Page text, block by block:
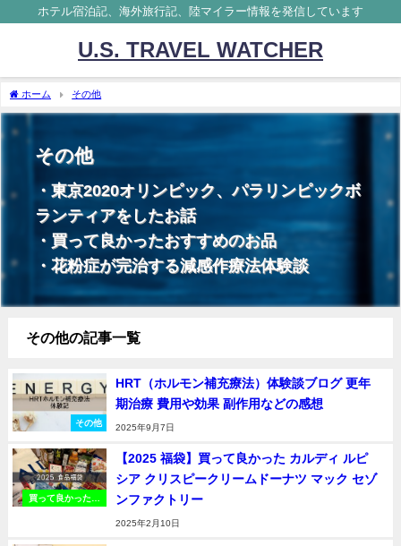
ホテル宿泊記、海外旅行記、陸マイラー情報を発信しています
U.S. TRAVEL WATCHER
ホーム その他
その他
・東京2020オリンピック、パラリンピックボ
ランティアをしたお話
・買って良かったおすすめのお品
・花粉症が完治する減感作療法体験談
その他の記事一覧
その他
HRT（ホルモン補充療法）体験談ブログ 更年
期治療 費用や効果 副作用などの感想
2025年9月7日
買って良かったお
【2025 福袋】買って良かった カルディ ルピ
シア クリスピークリームドーナツ マック セゾ
ンファクトリー
2025年2月10日